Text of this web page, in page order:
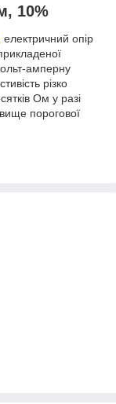
10%
електричний опір
амперну
різко
Ом у разі
порогової